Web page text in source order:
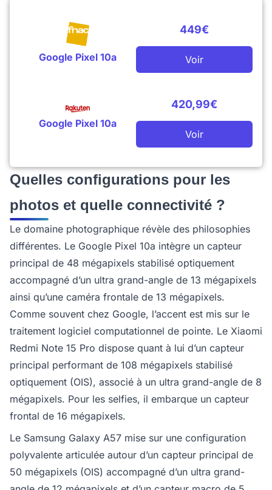
Google Pixel 10a
449€
Voir
Google Pixel 10a
420,99€
Voir
Quelles configurations pour les
photos et quelle connectivité ?
Le domaine photographique révèle des philosophies
différentes. Le Google Pixel 10a intègre un capteur
principal de 48 mégapixels stabilisé optiquement
accompagné d’un ultra grand-angle de 13 mégapixels
ainsi qu’une caméra frontale de 13 mégapixels.
Comme souvent chez Google, l’accent est mis sur le
traitement logiciel computationnel de pointe. Le Xiaomi
Redmi Note 15 Pro dispose quant à lui d’un capteur
principal performant de 108 mégapixels stabilisé
optiquement (OIS), associé à un ultra grand-angle de 8
mégapixels. Pour les selfies, il embarque un capteur
frontal de 16 mégapixels.
Le Samsung Galaxy A57 mise sur une configuration
polyvalente articulée autour d’un capteur principal de
50 mégapixels (OIS) accompagné d’un ultra grand-